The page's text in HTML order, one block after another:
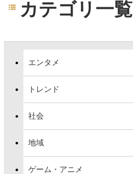
カテゴリ一覧
エンタメ
トレンド
社会
地域
ゲーム・アニメ